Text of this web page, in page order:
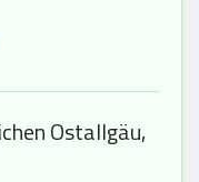
Ostallgäu,